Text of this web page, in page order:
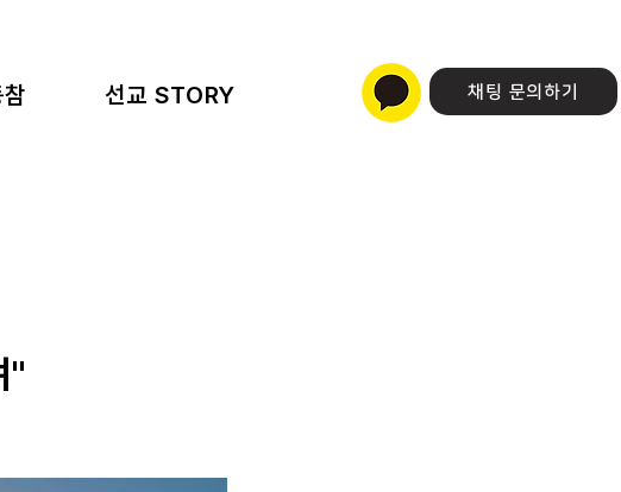
선교 STORY 채팅 문의하기
"